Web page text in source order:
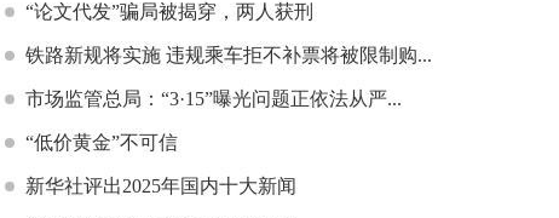
“论文代发”骗局被揭穿，两人获刑
铁路新规将实施 违规乘车拒不补票将被限制购...
市场监管总局：“3·15”曝光问题正依法从严...
“低价黄金”不可信
新华社评出2025年国内十大新闻